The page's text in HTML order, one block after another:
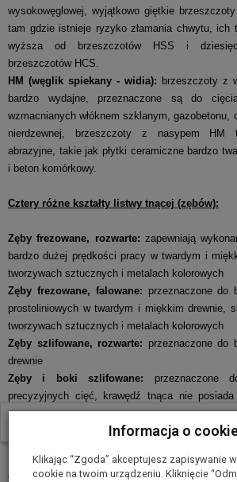
wysokowęglowej, wyjątkowo giętkie
tam gdzie istnieje ryzyko złamania chwytu, ich
wyższa od brzeszczotów HSS i
brzeszczotów HCS.
HM (węglik spiekany - widia): brzeszczoty z
bardzo wydajne, przeznaczone są do
wzmacnianych włóknem szklanym, gazobetonu,
nierdzewnej, brzeszczoty z nasypem HM
abrazyjne, takie jak płytki ceramiczne bardzo
i beton komórkowy.
Cztery różne kształty listwy tnącej (zębów):
Zęby frezowane, rozwarte: zapewniają
bardzo dużej prędkości pracy w twardym i
tworzywach sztucznych i metalach kolorowych
Zęby frezowane, falowane: przeznaczone do
prostoliniowych w twardym i miękkim drewnie,
tworzywach sztucznych i metalach kolorowych
Zęby szlifowane, rozwarte: przeznaczone do
drewnie
Zęby i boki szlifowane: przeznaczone
precyzyjnych cięć, krawędź tnąca nie
drewna i wszelkich materiałów
W ostatnich 30 dniach produktem interesuje
Informacja o
Klikając “Zgoda” akceptujesz zapisywanie
cookie na twoim urządzeniu. Kliknięcie